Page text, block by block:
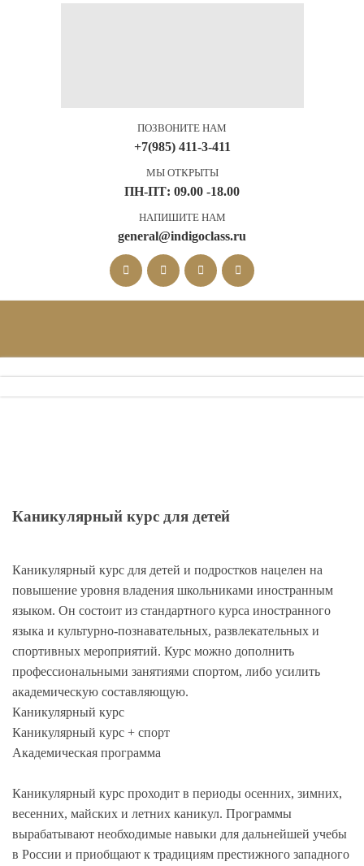
ПОЗВОНИТЕ НАМ
+7(985) 411-3-411
МЫ ОТКРЫТЫ
ПН-ПТ: 09.00 -18.00
НАПИШИТЕ НАМ
general@indigoclass.ru
Каникулярный курс для детей
Каникулярный курс для детей и подростков нацелен на
повышение уровня владения школьниками иностранным
языком. Он состоит из стандартного курса иностранного
языка и культурно-познавательных, развлекательных и
спортивных мероприятий. Курс можно дополнить
профессиональными занятиями спортом, либо усилить
академическую составляющую.
Каникулярный курс
Каникулярный курс + спорт
Академическая программа
Каникулярный курс проходит в периоды осенних, зимних,
весенних, майских и летних каникул. Программы
вырабатывают необходимые навыки для дальнейшей учебы
в России и приобщают к традициям престижного западного